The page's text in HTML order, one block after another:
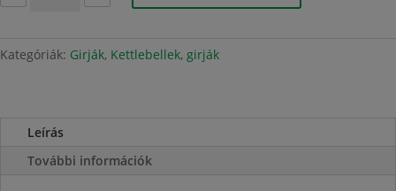
Kategóriák: Girják, Kettlebellek, girják
Leírás
További információk